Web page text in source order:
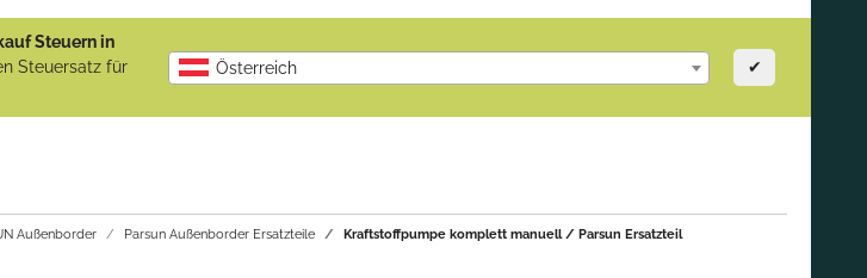
Steuern in
Steuersatz für
Österreich ✔
Außenborder Parsun Außenborder Ersatzteile Kraftstoffpumpe komplett manuell / Parsun Ersatzteil